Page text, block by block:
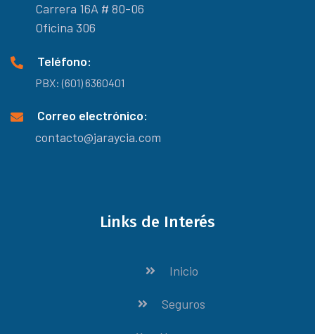
Carrera 16A # 80-06
Oficina 306
Teléfono:
PBX: (601) 6360401
Correo electrónico:
contacto@jaraycia.com
Links de Interés
Inicio
Seguros